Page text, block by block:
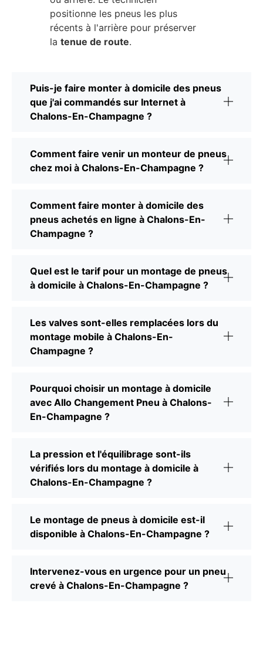
positionne les pneus les plus
récents à l'arrière pour préserver
la tenue de route.
Puis-je faire monter à domicile des pneus
que j'ai commandés sur Internet à
Chalons-En-Champagne ?
Comment faire venir un monteur de pneus
chez moi à Chalons-En-Champagne ?
Comment faire monter à domicile des
pneus achetés en ligne à Chalons-En-
Champagne ?
Quel est le tarif pour un montage de pneus
à domicile à Chalons-En-Champagne ?
Les valves sont-elles remplacées lors du
montage mobile à Chalons-En-
Champagne ?
Pourquoi choisir un montage à domicile
avec Allo Changement Pneu à Chalons-
En-Champagne ?
La pression et l'équilibrage sont-ils
vérifiés lors du montage à domicile à
Chalons-En-Champagne ?
Le montage de pneus à domicile est-il
disponible à Chalons-En-Champagne ?
Intervenez-vous en urgence pour un pneu
crevé à Chalons-En-Champagne ?